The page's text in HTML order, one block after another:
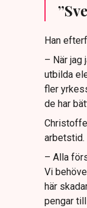
Han
– När jag
utbilda
fler
de har
arbetstid.
– Alla
Vi
här
pengar